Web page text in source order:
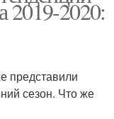
2019-2020:
представили
сезон. Что же